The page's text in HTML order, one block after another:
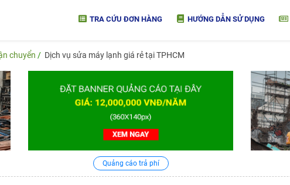
TRA CỨU ĐƠN HÀNG HƯỚNG DẪN SỬ DỤNG
chuyển Dịch vụ sửa máy lạnh giá rẻ tại TPHCM
Quảng cáo trả phí